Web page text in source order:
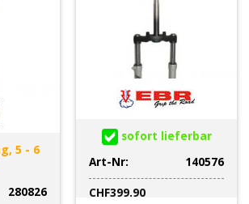
5 - 6
280826
sofort lieferbar
Art-Nr:
140576
CHF399.90